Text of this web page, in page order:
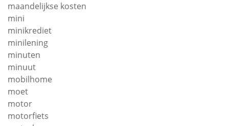
maandelijkse kosten
mini
minikrediet
minilening
minuten
minuut
mobilhome
moet
motor
motorfiets